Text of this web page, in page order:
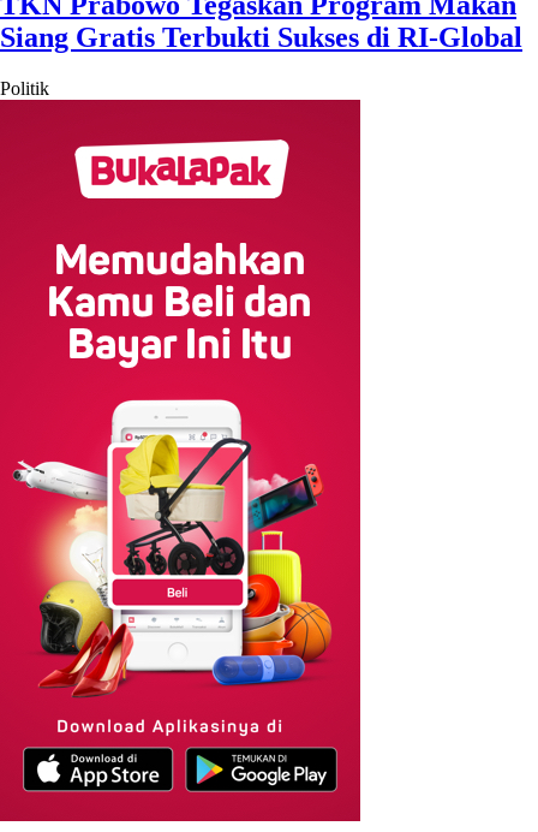
Siang Gratis Terbukti Sukses di RI-Global
Politik